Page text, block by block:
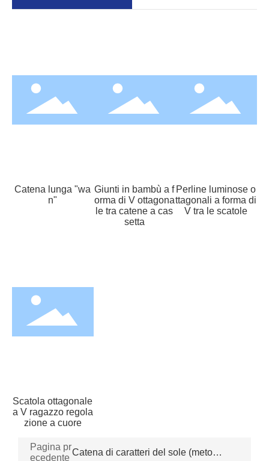
Catena lunga "wa
n"
Giunti in bambù a f
orma di V ottagona
le tra catene a cas
setta
Perline luminose o
ttagonali a forma di
V tra le scatole
Scatola ottagonale
a V ragazzo regola
zione a cuore
Pagina pr
ecedente
Catena di caratteri del sole (metodo